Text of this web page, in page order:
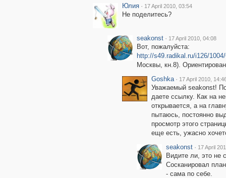
Юлия · 17 April 2010, 03:54
Не поделитесь?
seakonst · 17 April 2010, 04:08
Вот, пожалуйста:
http://s49.radikal.ru/i126/
Москвы, кн.8).
Goshka · 17 April 2010,
Уважаемый seakonst!
даете ссылку. Как на
открывается, а на
пытаюсь, постоянно
просмотр этого
еще есть, ужасно
seakonst · 17 April
Видите ли, это не
Сосканировал
- сама по себе.